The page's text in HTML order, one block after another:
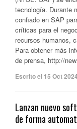
tecnología. Durante
confiado en SAP
críticas para el
recursos humanos,
Para obtener más
de prensa, http://
Escrito el 15 Oct
Lanzan nuevo
de forma